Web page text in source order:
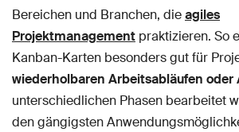
Bereichen und Branchen, dieagiles
Projektmanagement praktizieren. So
Kanban-Karten besonders gut für
wiederholbaren Arbeitsabläufen oder
unterschiedlichen Phasen bearbeitet
den gängigsten